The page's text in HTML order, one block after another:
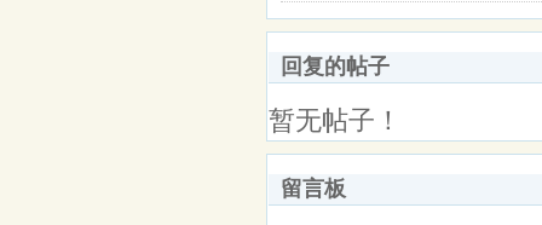
回复的帖子
暂无帖子！
留言板